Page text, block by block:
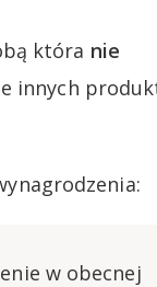
która nie
innych
w obecnej